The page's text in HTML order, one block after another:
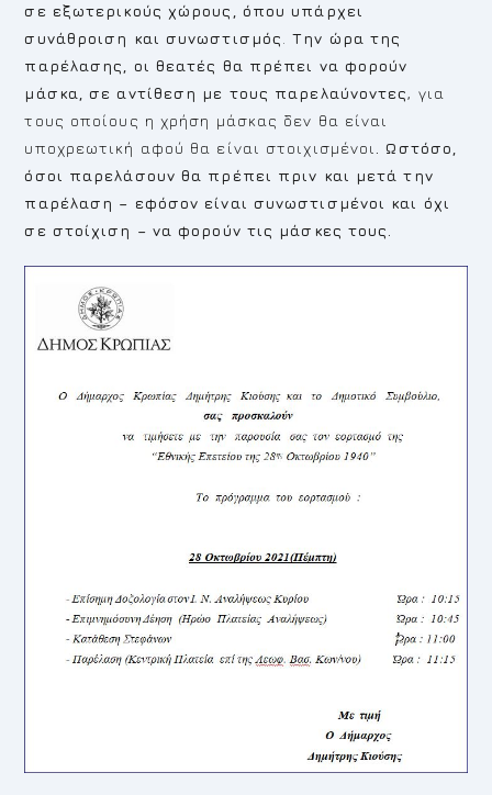
σε εξωτερικούς χώρους, όπου υπάρχει
συνάθροιση και συνωστισμός
.Την ώρα της
παρέλασης, οι θεατές θα πρέπει να φορούν
μάσκα, σε αντίθεση με τους παρελαύνοντες, για
τους οποίους η χρήση μάσκας δεν θα είναι
υποχρεωτική αφού θα είναι στοιχισμένοι
. Ωστόσο,
όσοι παρελάσουν θα πρέπει πριν και μετά την
παρέλαση – εφόσον είναι συνωστισμένοι και όχι
σε στοίχιση – να φορούν τις μάσκες τους.